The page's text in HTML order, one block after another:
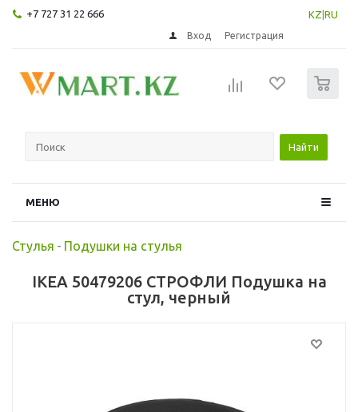
+7 727 31 22 666 KZ RU
Вход Регистрация
Найти
МЕНЮ
Стулья - Подушки на стулья
IKEA 50479206 СТРОФЛИ Подушка на
стул, черный